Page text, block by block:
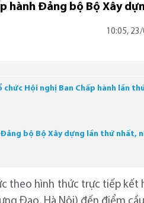
hành Đảng bộ Bộ Xây
10:05,
Hội nghị Ban Chấp hành lần
Đảng bộ Bộ Xây dựng lần thứ nhất,
theo hình thức trực tiếp